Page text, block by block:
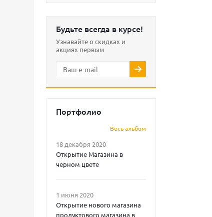
Будьте всегда в курсе!
Узнавайте о скидках и
акциях первым
Портфолио
Весь альбом
18 декабря 2020
Открытие Магазина в
черном цвете
1 июня 2020
Открытие нового магазина
продуктового магазина в